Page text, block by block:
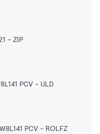
ZIP
PCV ULD
PCV ROLFZ